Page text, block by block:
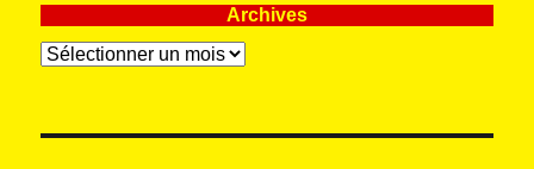
Archives
Archives